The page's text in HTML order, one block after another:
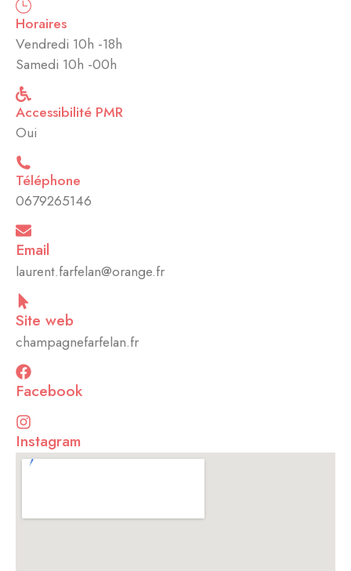
Horaires
Vendredi 10h -18h
Samedi 10h -00h
Accessibilité PMR
Oui
Téléphone
0679265146
Email
laurent.farfelan@orange.fr
Site web
champagnefarfelan.fr
Facebook
Instagram